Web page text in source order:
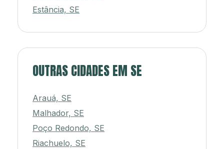
Estância, SE
OUTRAS CIDADES EM SE
Arauá, SE
Malhador, SE
Poço Redondo, SE
Riachuelo, SE